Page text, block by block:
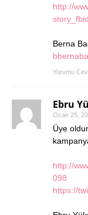
http://
Berna
Yorumu
Ebru
Ocak 25,
Üye
http://
098
https://